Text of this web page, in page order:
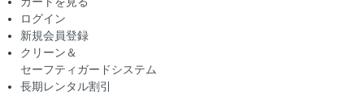
ログイン
新規会員登録
クリーン＆
セーフティガードシステム
長期レンタル割引